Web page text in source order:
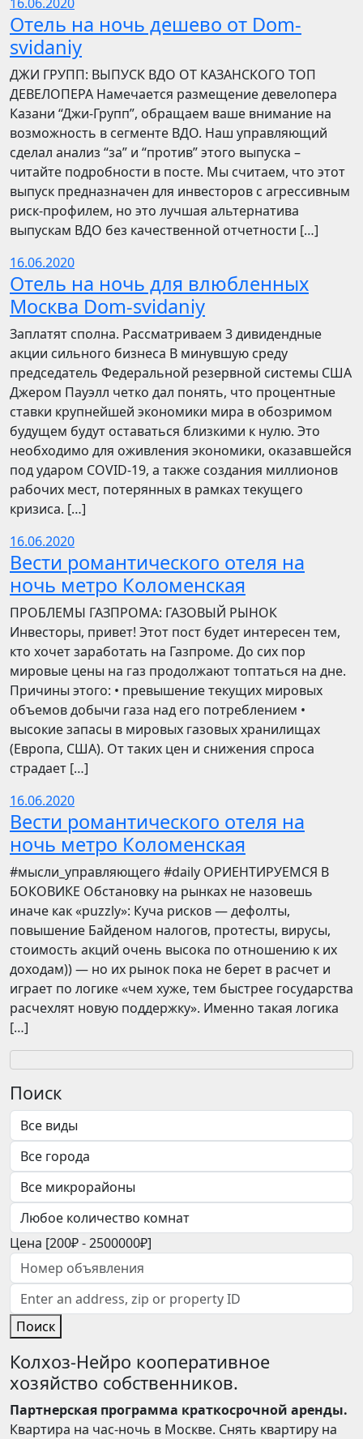
Отель на ночь дешево от Dom-
svidaniy
​​ДЖИ ГРУПП: ВЫПУСК ВДО ОТ КАЗАНСКОГО ТОП
ДЕВЕЛОПЕРА Намечается размещение девелопера
Казани “Джи-Групп”, обращаем ваше внимание на
возможность в сегменте ВДО. Наш управляющий
сделал анализ “за” и “против” этого выпуска –
читайте подробности в посте. Мы считаем, что этот
выпуск предназначен для инвесторов с агрессивным
риск-профилем, но это лучшая альтернатива
выпускам ВДО без качественной отчетности […]
16.06.2020
Отель на ночь для влюбленных
Москва Dom-svidaniy
Заплатят сполна. Рассматриваем 3 дивидендные
акции сильного бизнеса В минувшую среду
председатель Федеральной резервной системы США
Джером Пауэлл четко дал понять, что процентные
ставки крупнейшей экономики мира в обозримом
будущем будут оставаться близкими к нулю. Это
необходимо для оживления экономики, оказавшейся
под ударом COVID-19, а также создания миллионов
рабочих мест, потерянных в рамках текущего
кризиса. […]
16.06.2020
Вести романтического отеля на
ночь метро Коломенская
ПРОБЛЕМЫ ГАЗПРОМА: ГАЗОВЫЙ РЫНОК
Инвесторы, привет! Этот пост будет интересен тем,
кто хочет заработать на Газпроме. До сих пор
мировые цены на газ продолжают топтаться на дне.
Причины этого: • превышение текущих мировых
объемов добычи газа над его потреблением •
высокие запасы в мировых газовых хранилищах
(Европа, США). От таких цен и снижения спроса
страдает […]
16.06.2020
Вести романтического отеля на
ночь метро Коломенская
​​#мысли_управляющего #daily ОРИЕНТИРУЕМСЯ В
БОКОВИКЕ Обстановку на рынках не назовешь
иначе как «puzzly»: Куча рисков — дефолты,
повышение Байденом налогов, протесты, вирусы,
стоимость акций очень высока по отношению к их
доходам)) — но их рынок пока не берет в расчет и
играет по логике «чем хуже, тем быстрее государства
расчехлят новую поддержку». Именно такая логика
[…]
Поиск
Цена [200₽-2500000₽]
Поиск
Колхоз-Нейро кооперативное
хозяйство собственников.
Партнерская программа краткосрочной аренды.
Квартира на час-ночь в Москве. Снять квартиру на